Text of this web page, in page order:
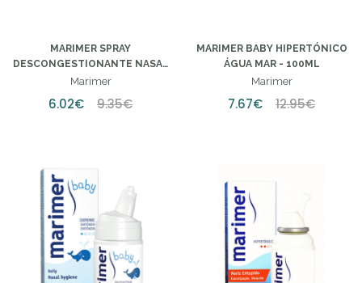
MARIMER SPRAY
DESCONGESTIONANTE NASAL
ÓLEOS ESSENCIAIS - 20ML
Marimer
6.02€ 9.35€
MARIMER BABY HIPERTÓNICO
ÁGUA MAR - 100ML
Marimer
7.67€ 12.95€